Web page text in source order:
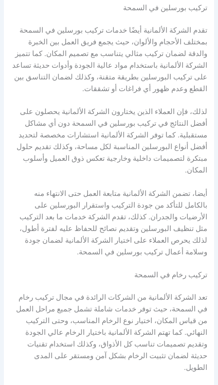
تركيب بورسلين في السمحة
تقدم الشركة الألمانية أيضًا خدمات تركيب بورسلين في السمحة
بمختلف الأحجام والألوان، حيث يجمع فريق العمل بين الخبرة
والدقة لضمان تركيب مثالي يتناسب مع تصميم المكان. كما تتميز
الشركة الألمانية باستخدام مواد عالية الجودة وأدوات حديثة تساعد
على تركيب البورسلين بطريقة متقنة، وكذلك لضمان التناسق بين
القطع وعدم ظهور أي فراغات أو تشققات.
لذلك، فإن العملاء الذين يختارون الشركة الألمانية يحصلون على
أفضل النتائج في تركيب بورسلين في السمحة دون أي مشاكل
مستقبلية. كما توفر الشركة الألمانية استشارات مخصصة لتحديد
أفضل أنواع البورسلين المناسبة لكل مساحة، وكذلك تقديم حلول
مبتكرة لتصميمات داخلية وخارجية تعكس ذوق العميل وأسلوب
المكان.
أيضا، تضمن الشركة الألمانية متابعة العمل حتى الانتهاء منه
بالكامل للتأكد من جودة التركيب واستقرار البورسلين على
الأرضيات والجدران. كذلك، تقدم الشركة خدمات ما بعد التركيب
مثل تنظيف البورسلين وتقديم نصائح للحفاظ عليه لفترة أطول،
لذلك يحرص العملاء على اختيار الشركة الألمانية لضمان جودة
وسلامة أعمال تركيب بورسلين في السمحة.
تركيب رخام في السمحة
تعد الشركة الألمانية من الشركات الرائدة في مجال تركيب رخام
في السمحة، حيث توفر خدمات شاملة تشمل جميع مراحل العمل
من قياس المكان، اختيار نوع الرخام المناسب، وحتى التركيب
النهائي. كما تهتم الشركة الألمانية باختيار الرخام عالي الجودة
وتقديم تصميمات تناسب كل الأذواق، وكذلك استخدام تقنيات
حديثة لضمان تثبيت الرخام بشكل آمن ومستقر على المدى
الطويل.